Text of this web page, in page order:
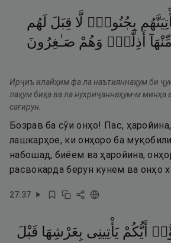
بِجُنُودٍۢ لَّا قِبَلَ لَهُم
مِّنْهَآ أَذِلَّةًۭ وَهُمْ صَـٰغِرُونَ
Ирҷиъ илайҳим фа ла наътияннаҳум би
лаҳум биҳа ва ла нухриҷаннаҳум-м минҳа
сағирун.
Бозрав ба сӯи онҳо! Пас,
лашкарҳое, ки онҳоро ба
набошад, биёем ва ҳаройина,
расвокарда берун кунем ва онҳо
27:37
أَيُّكُمْ يَأْتِينِى بِعَرْشِهَا قَبْلَ